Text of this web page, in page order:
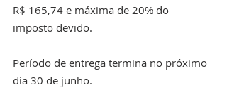
R$ 165,74 e máxima de 20% do
imposto devido.
Período de entrega termina no próximo
dia 30 de junho.